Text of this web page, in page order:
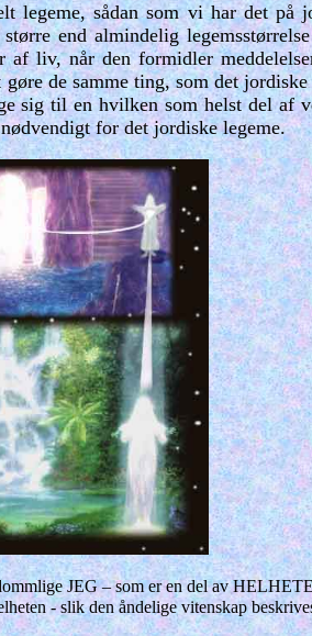
legeme, sådan som vi har det på
end almindelig
af liv, når den formidler
de samme ting, som det
sig til en hvilken som helst del af
for det jordiske legeme.
JEG – som er en del av
- slik den åndelige vitenskap